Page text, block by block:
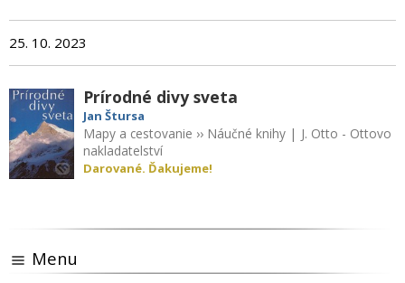
25. 10. 2023
Prírodné divy sveta
Jan Štursa
Mapy a cestovanie ›› Náučné knihy | J. Otto - Ottovo
nakladatelství
Darované. Ďakujeme!
Menu